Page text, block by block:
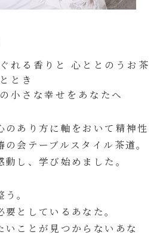
れる香りと 心ととのうお茶
とき
小さな幸せをあなたへ
のあり方に軸をおいて精神性
会テーブルスタイル茶道。
し、学び始めました。
。
としているあなた。
いことが見つからないあな